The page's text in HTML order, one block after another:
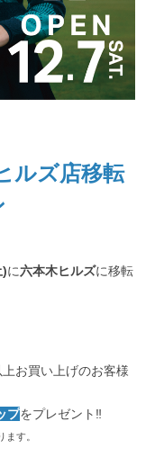
ルズ店移転
)に六本木ヒルズに移転
お買い上げのお客様
プをプレゼント‼
す。